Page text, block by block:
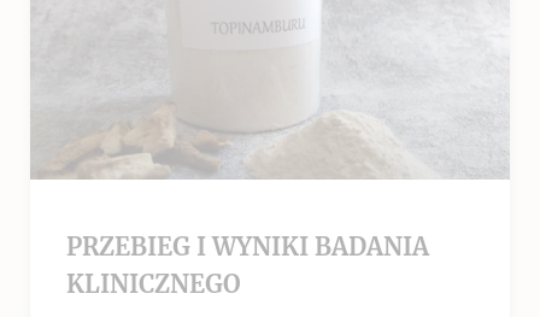
PRZEBIEG I WYNIKI BADANIA
KLINICZNEGO